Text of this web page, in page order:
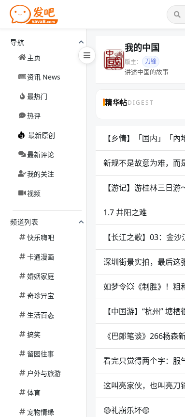
导航
主页
资讯 News
最热门
热评
最新原创
最新评论
我的关注
视频
频道列表
快乐嗨吧
卡通漫画
婚姻家庭
奇珍异宝
生活百态
搞笑
留园往事
户外与旅游
体育
宠物情缘
我的中国
版主： 刀锋
讲述中国的故事
精华帖DIGEST
【乡情】「国内」「內
新规不是故意为难，而
【游记】游桂林三日
1.7 井阳之难
【长江之歌】03：金沙
深圳街景实拍，最后这
如梦令💥《制胜》！粗
【中国游】“杭州” 塘
《巴郞笔谈》266杨森
看完只觉得两个字：服
这叫亮家伙，也叫亮刀
🟡礼崩乐坏🟡